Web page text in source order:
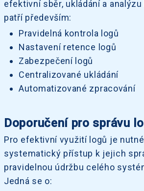
efektivní sběr, ukládání a
patří především:
Pravidelná kontrola logů
Nastavení retence logů
Zabezpečení logů
Centralizované ukládání
Automatizované zpracování
Doporučení pro správu
Pro efektivní využití logů je
systematický přístup k jejich
pravidelnou údržbu celého
Jedná se o: